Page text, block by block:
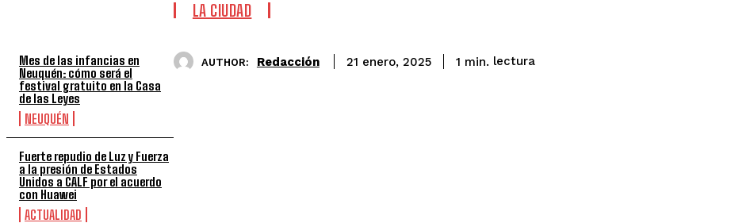
Mes de las infancias en
Neuquén: cómo será el
festival gratuito en la Casa
de las Leyes
NEUQUÉN
Fuerte repudio de Luz y Fuerza
a la presión de Estados
Unidos a CALF por el acuerdo
con Huawei
ACTUALIDAD
LA CIUDAD
AUTHOR: Redacción 21 enero, 2025 1 min. lectura